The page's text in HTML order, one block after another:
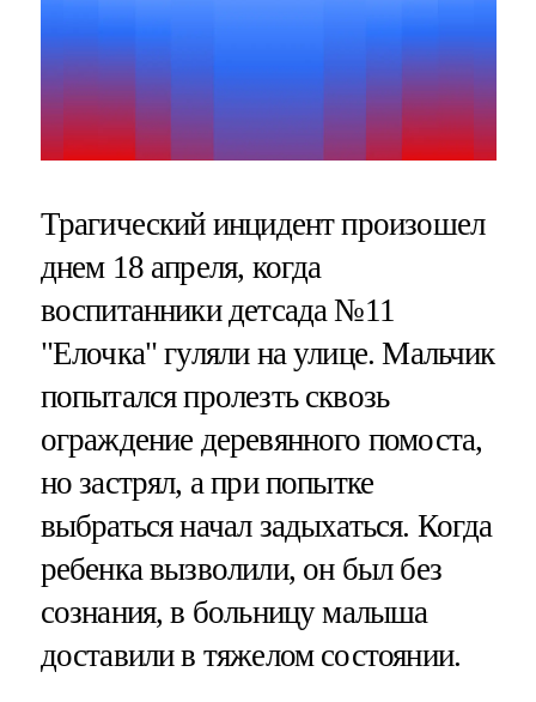
Трагический инцидент произошел
днем 18 апреля, когда
воспитанники детсада №11
"Елочка" гуляли на улице. Мальчик
попытался пролезть сквозь
ограждение деревянного помоста,
но застрял, а при попытке
выбраться начал задыхаться. Когда
ребенка вызволили, он был без
сознания, в больницу малыша
доставили в тяжелом состоянии.